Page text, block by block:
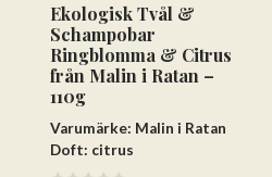
Ekologisk Tvål &
Schampobar
Ringblomma & Citrus
från Malin i Ratan –
110g
Varumärke: Malin i Ratan
Doft: citrus